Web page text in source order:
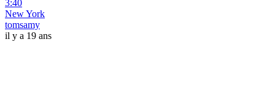
3:40
New York
tomsamy
il y a 19 ans